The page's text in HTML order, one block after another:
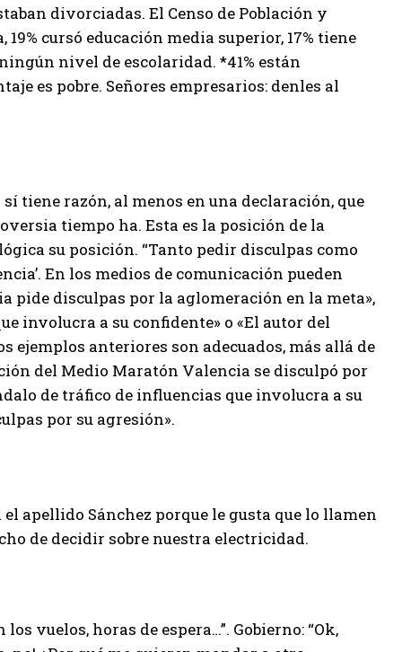
divorciadas. El Censo de Población y
cursó educación media superior, 17% tiene
nivel de escolaridad. *41% están
es pobre. Señores empresarios: denles al
tiene razón, al menos en una declaración, que
tiempo ha. Esta es la posición de la
su posición. “Tanto pedir disculpas como
En los medios de comunicación pueden
pide disculpas por la aglomeración en la meta»,
involucra a su confidente» o «El autor del
ejemplos anteriores son adecuados, más allá de
del Medio Maratón Valencia se disculpó por
de tráfico de influencias que involucra a su
por su agresión».
el apellido Sánchez porque le gusta que lo llamen
de decidir sobre nuestra electricidad.
vuelos, horas de espera…”. Gobierno: “Ok,